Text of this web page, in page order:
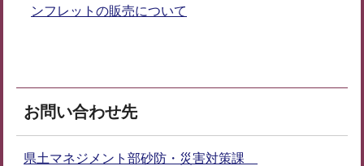
ンフレットの販売について
お問い合わせ先
県土マネジメント部砂防・災害対策課